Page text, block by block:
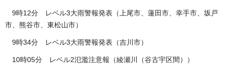
9時12分 レベル3大雨警報発表（上尾市、蓮田市、幸手市、坂戸
市、熊谷市、東松山市）
9時34分 レベル3大雨警報発表（吉川市）
10時05分 レベル2氾濫注意報（綾瀬川（谷古宇区間））